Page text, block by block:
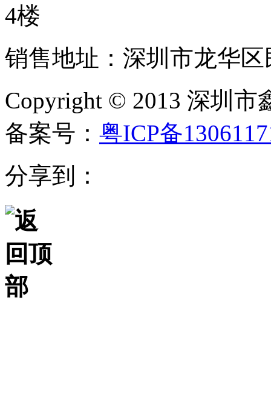
4楼
销售地址：深圳市龙华
Copyright © 2013 深
备案号： 粤ICP备
分享到：